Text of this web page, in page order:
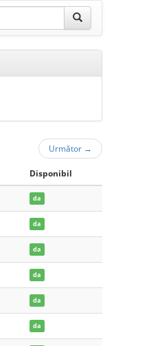
Următor →
Disponibil
da
da
da
da
da
da